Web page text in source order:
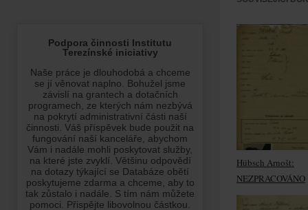
Hübsch Arnošt:
NEZPRACOVÁNO